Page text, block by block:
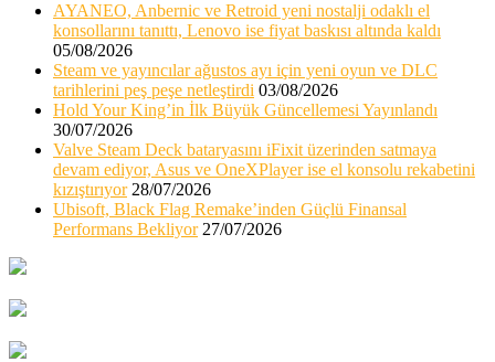
AYANEO, Anbernic ve Retroid yeni nostalji odaklı el
konsollarını tanıttı, Lenovo ise fiyat baskısı altında kaldı
05/08/2026
Steam ve yayıncılar ağustos ayı için yeni oyun ve DLC
tarihlerini peş peşe netleştirdi 03/08/2026
Hold Your King’in İlk Büyük Güncellemesi Yayınlandı
30/07/2026
Valve Steam Deck bataryasını iFixit üzerinden satmaya
devam ediyor, Asus ve OneXPlayer ise el konsolu rekabetini
kızıştırıyor 28/07/2026
Ubisoft, Black Flag Remake’inden Güçlü Finansal
Performans Bekliyor 27/07/2026